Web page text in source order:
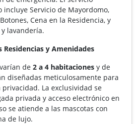
incluye Servicio de Mayordomo,
Cena en la Residencia, y
lavandería.
Residencias y Amenidades
de 2 a 4 habitaciones y de
diseñadas meticulosamente para
La exclusividad se
privada y acceso electrónico en
se atiende a las mascotas con
de lujo.